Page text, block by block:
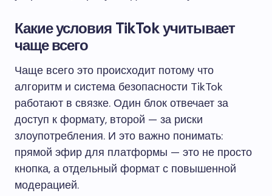
Какие условия TikTok учитывает
чаще всего
Чаще всего это происходит потому что
алгоритм и система безопасности TikTok
работают в связке. Один блок отвечает за
доступ к формату, второй — за риски
злоупотребления. И это важно понимать:
прямой эфир для платформы — это не просто
кнопка, а отдельный формат с повышенной
модерацией.